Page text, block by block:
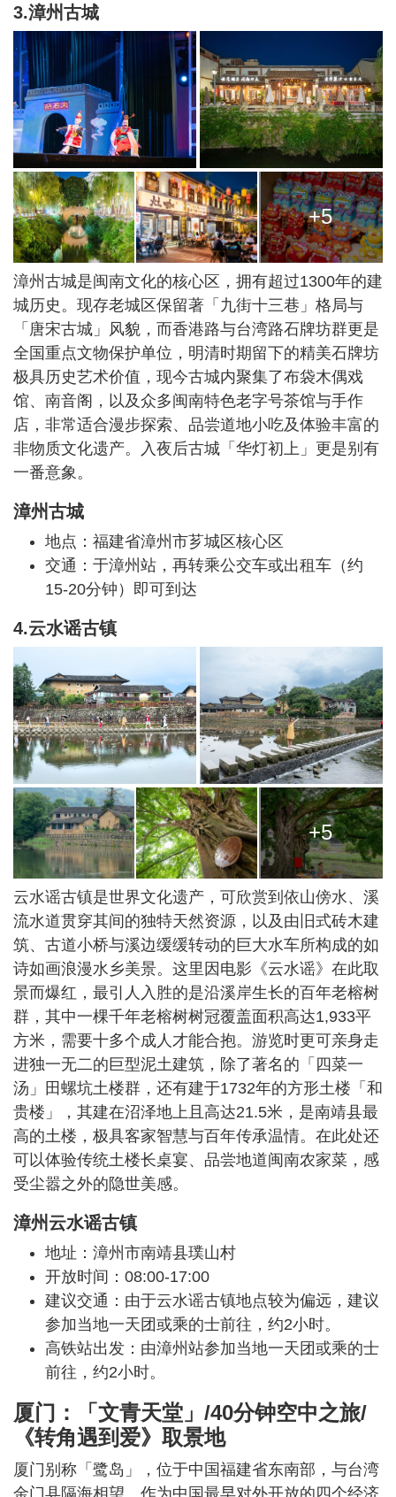
3.漳州古城
+5
漳州古城是闽南文化的核心区，拥有超过1300年的建
城历史。现存老城区保留著「九街十三巷」格局与
「唐宋古城」风貌，而香港路与台湾路石牌坊群更是
全国重点文物保护单位，明清时期留下的精美石牌坊
极具历史艺术价值，现今古城内聚集了布袋木偶戏
馆、南音阁，以及众多闽南特色老字号茶馆与手作
店，非常适合漫步探索、品尝道地小吃及体验丰富的
非物质文化遗产。入夜后古城「华灯初上」更是别有
一番意象。
漳州古城
地点：福建省漳州市芗城区核心区
交通：于漳州站，再转乘公交车或出租车（约
15-20分钟）即可到达
4.云水谣古镇
+5
云水谣古镇是世界文化遗产，可欣赏到依山傍水、溪
流水道贯穿其间的独特天然资源，以及由旧式砖木建
筑、古道小桥与溪边缓缓转动的巨大水车所构成的如
诗如画浪漫水乡美景。这里因电影《云水谣》在此取
景而爆红，最引人入胜的是沿溪岸生长的百年老榕树
群，其中一棵千年老榕树树冠覆盖面积高达1,933平
方米，需要十多个成人才能合抱。游览时更可亲身走
进独一无二的巨型泥土建筑，除了著名的「四菜一
汤」田螺坑土楼群，还有建于1732年的方形土楼「和
贵楼」，其建在沼泽地上且高达21.5米，是南靖县最
高的土楼，极具客家智慧与百年传承温情。在此处还
可以体验传统土楼长桌宴、品尝地道闽南农家菜，感
受尘嚣之外的隐世美感。
漳州云水谣古镇
地址：漳州市南靖县璞山村
开放时间：08:00-17:00
建议交通：由于云水谣古镇地点较为偏远，建议
参加当地一天团或乘的士前往，约2小时。
高铁站出发：由漳州站参加当地一天团或乘的士
前往，约2小时。
厦门：「文青天堂」/40分钟空中之旅/
《转角遇到爱》取景地
厦门别称「鹭岛」，位于中国福建省东南部，与台湾
金门县隔海相望。作为中国最早对外开放的四个经济